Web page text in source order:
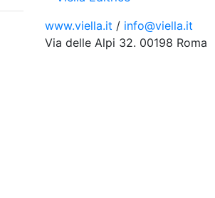
www.viella.it / info@viella.it
Via delle Alpi 32. 00198 Roma